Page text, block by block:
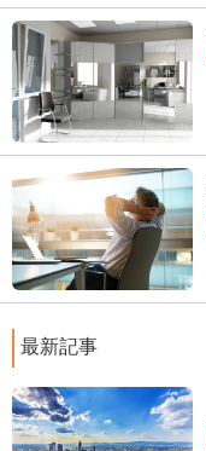
最新記事